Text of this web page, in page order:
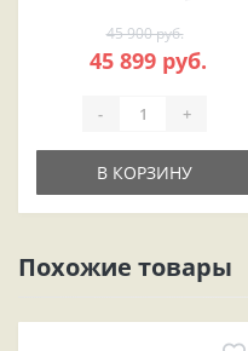
45 900 руб.
45 899 руб.
- +
В КОРЗИНУ
Похожие товары